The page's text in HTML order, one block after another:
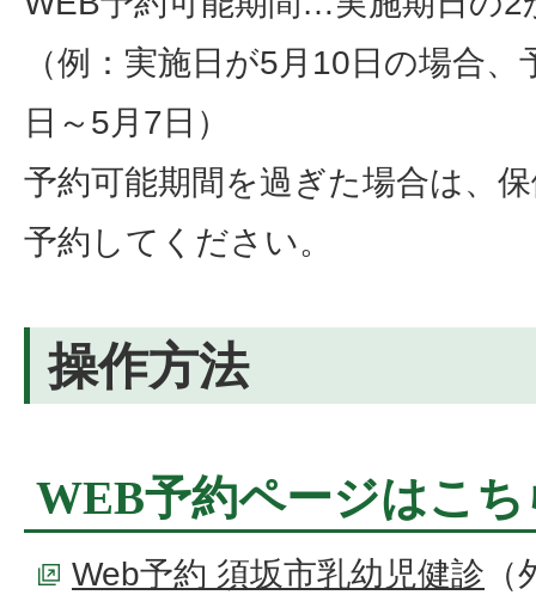
（例：実施日が5月10日の場合
日～5月7日）
予約可能期間を過ぎた場合は、
予約してください。
操作方法
WEB予約ページはこち
Web予約 須坂市乳幼児健診